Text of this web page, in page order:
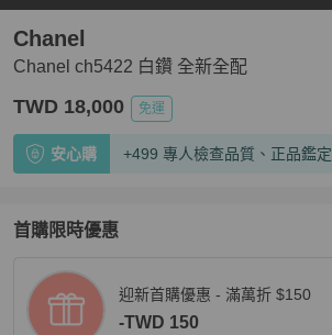
Chanel ch5422 白鑽 全新全配
Chanel
TWD 18,000 免運
安心購 +499 專人檢查品質、正品鑑定
首購限時優惠
迎新首購優惠 - 滿萬折 $150
-TWD 150